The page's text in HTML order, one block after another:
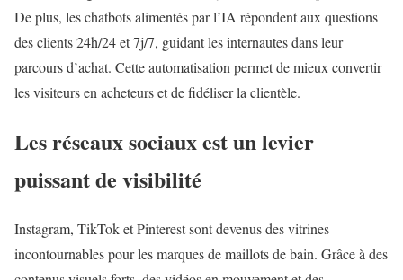
De plus, les chatbots alimentés par l’IA répondent aux questions
des clients 24h/24 et 7j/7, guidant les internautes dans leur
parcours d’achat. Cette automatisation permet de mieux convertir
les visiteurs en acheteurs et de fidéliser la clientèle.
Les réseaux sociaux est un levier
puissant de visibilité
Instagram, TikTok et Pinterest sont devenus des vitrines
incontournables pour les marques de maillots de bain. Grâce à des